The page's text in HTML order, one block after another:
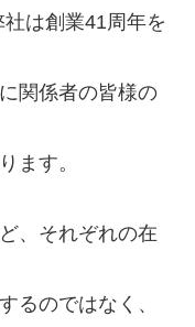
は創業41周年を
関係者の皆様の
ます。
、それぞれの在
るのではなく、